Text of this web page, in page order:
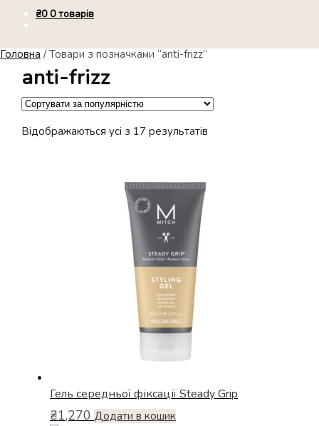
₴0 0 товарів
Головна /Товари з позначками “anti-frizz”
anti-frizz
Відображаються усі з 17 результатів
Гель середньої фіксації Steady Grip
₴1,270 Додати в кошик